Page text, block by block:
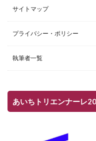
サイトマップ
プライバシー・ポリシー
執筆者一覧
あいちトリエンナーレ